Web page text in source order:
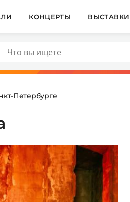
КОНЦЕРТЫ ВЫСТАВКИ
Петербурге